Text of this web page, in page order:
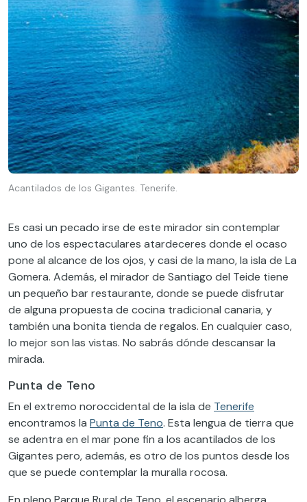
Acantilados de los Gigantes. Tenerife.
Es casi un pecado irse de este mirador sin contemplar
uno de los espectaculares atardeceres donde el ocaso
pone al alcance de los ojos, y casi de la mano, la isla de La
Gomera. Además, el mirador de Santiago del Teide tiene
un pequeño bar restaurante, donde se puede disfrutar
de alguna propuesta de cocina tradicional canaria, y
también una bonita tienda de regalos. En cualquier caso,
lo mejor son las vistas. No sabrás dónde descansar la
mirada.
Punta de Teno
En el extremo noroccidental de la isla de Tenerife
encontramos la Punta de Teno. Esta lengua de tierra que
se adentra en el mar pone fin a los acantilados de los
Gigantes pero, además, es otro de los puntos desde los
que se puede contemplar la muralla rocosa.